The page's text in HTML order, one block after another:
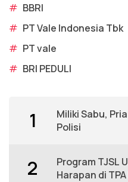
# BBRI
# PT Vale Indonesia Tbk
# PT vale
# BRI PEDULI
1
Miliki Sabu,
Polisi
2
Program TJSL
Harapan di